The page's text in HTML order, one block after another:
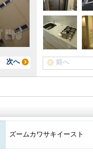
次へ 前へ
ズームカワサキイースト